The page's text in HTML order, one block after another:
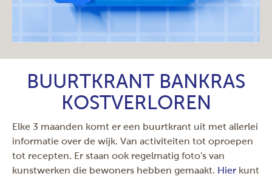
BUURTKRANT BANKRAS
KOSTVERLOREN
Elke 3 maanden komt er een buurtkrant uit met allerlei
informatie over de wijk. Van activiteiten tot oproepen
tot recepten. Er staan ook regelmatig foto's van
kunstwerken die bewoners hebben gemaakt. Hier kunt